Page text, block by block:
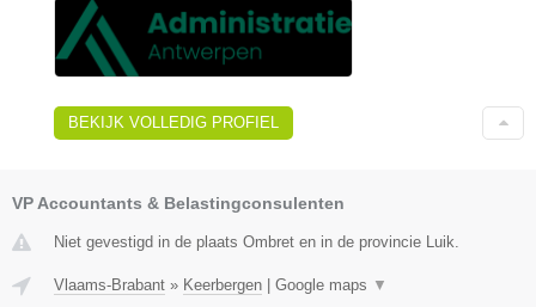
BEKIJK VOLLEDIG PROFIEL
VP Accountants & Belastingconsulenten
Niet gevestigd in de plaats Ombret en in de provincie Luik.
Vlaams-Brabant » Keerbergen Google maps ▼